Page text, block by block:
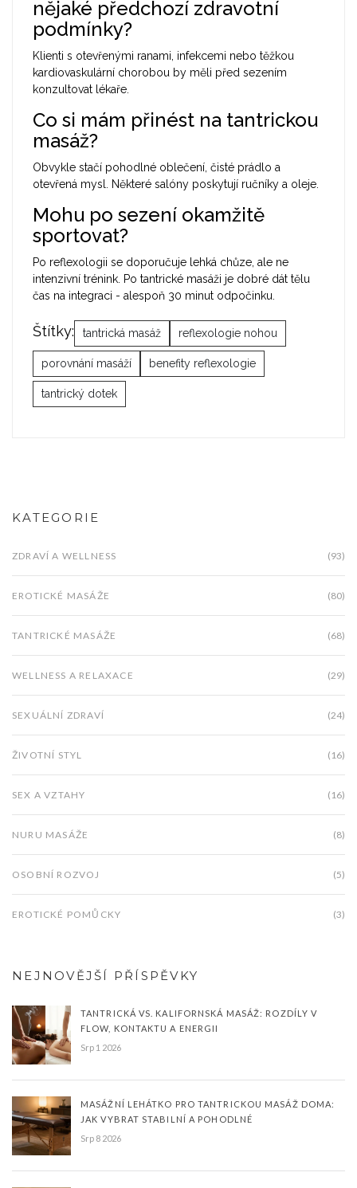
nějaké předchozí zdravotní
podmínky?
Klienti s otevřenými ranami, infekcemi nebo těžkou
kardiovaskulární chorobou by měli před sezením
konzultovat lékaře.
Co si mám přinést na tantrickou
masáž?
Obvykle stačí pohodlné oblečení, čisté prádlo a
otevřená mysl. Některé salóny poskytují ručníky a oleje.
Mohu po sezení okamžitě
sportovat?
Po reflexologii se doporučuje lehká chůze, ale ne
intenzivní trénink. Po tantrické masáži je dobré dát tělu
čas na integraci - alespoň 30 minut odpočinku.
Štítky: tantrická masáž reflexologie nohou
porovnání masáží benefity reflexologie
tantrický dotek
KATEGORIE
ZDRAVÍ A WELLNESS (93)
EROTICKÉ MASÁŽE (80)
TANTRICKÉ MASÁŽE (68)
WELLNESS A RELAXACE (29)
SEXUÁLNÍ ZDRAVÍ (24)
ŽIVOTNÍ STYL (16)
SEX A VZTAHY (16)
NURU MASÁŽE (8)
OSOBNÍ ROZVOJ (5)
EROTICKÉ POMŮCKY (3)
NEJNOVĚJŠÍ PŘÍSPĚVKY
TANTRICKÁ VS. KALIFORNSKÁ MASÁŽ: ROZDÍLY V
FLOW, KONTAKTU A ENERGII
Srp 1 2026
MASÁŽNÍ LEHÁTKO PRO TANTRICKOU MASÁŽ DOMA:
JAK VYBRAT STABILNÍ A POHODLNÉ
Srp 8 2026